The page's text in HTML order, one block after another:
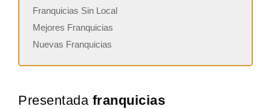
Franquicias Sin Local
Mejores Franquicias
Nuevas Franquicias
Presentada franquicias